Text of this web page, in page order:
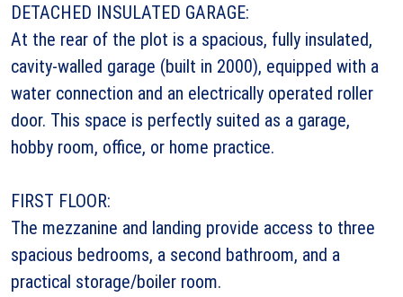
DETACHED INSULATED GARAGE:
At the rear of the plot is a spacious, fully insulated,
cavity-walled garage (built in 2000), equipped with a
water connection and an electrically operated roller
door. This space is perfectly suited as a garage,
hobby room, office, or home practice.
FIRST FLOOR:
The mezzanine and landing provide access to three
spacious bedrooms, a second bathroom, and a
practical storage/boiler room.